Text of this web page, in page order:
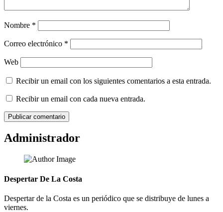
Nombre *
Correo electrónico *
Web
Recibir un email con los siguientes comentarios a esta entrada.
Recibir un email con cada nueva entrada.
Administrador
Despertar De La Costa
Despertar de la Costa es un periódico que se distribuye de lunes a
viernes.